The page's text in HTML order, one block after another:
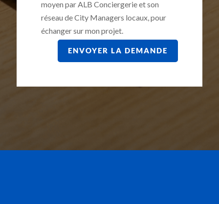
moyen par ALB Conciergerie et son
réseau de City Managers locaux, pour
échanger sur mon projet.
ENVOYER LA DEMANDE